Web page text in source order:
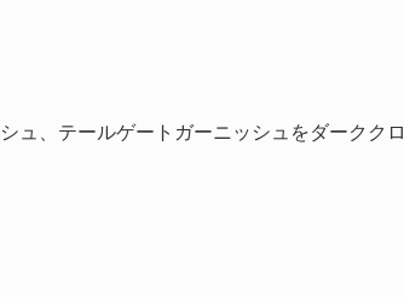
ュ、テールゲートガーニッシュをダーククロ